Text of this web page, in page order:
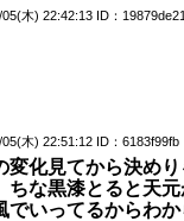
木) 22:42:13 ID：19879de21
木) 22:51:12 ID：6183f99fb
変化見てから決め
ちな黒漆とると天
でいってるからわか